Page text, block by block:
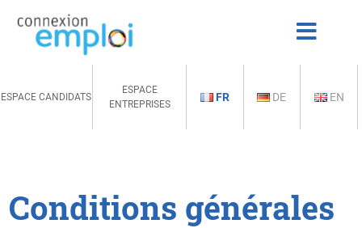
ESPACE CANDIDATS
ESPACE
ENTREPRISES
FR DE EN
Conditions générales